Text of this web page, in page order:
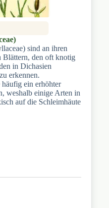
sind an ihren
Blättern, den oft knotig
in Dichasien
erkennen.
ein erhöhter
weshalb einige Arten in
auf die Schleimhäute